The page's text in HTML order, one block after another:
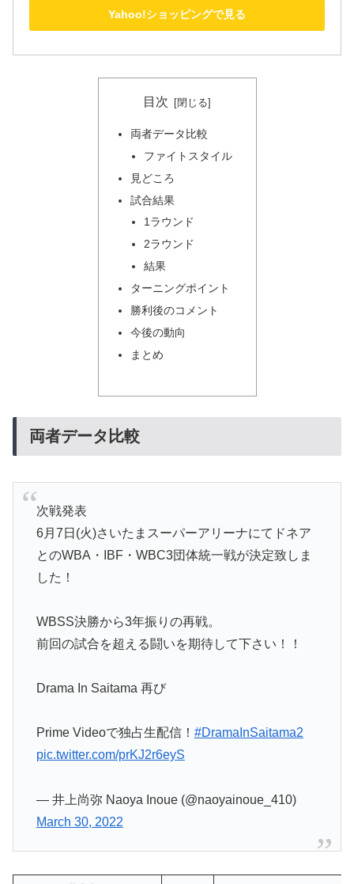
Yahoo!ショッピングで見る
目次
両者データ比較
ファイトスタイル
見どころ
試合結果
1ラウンド
2ラウンド
結果
ターニングポイント
勝利後のコメント
今後の動向
まとめ
両者データ比較
次戦発表
6月7日(火)さいたまスーパーアリーナにてドネア
とのWBA・IBF・WBC3団体統一戦が決定致しま
した！
WBSS決勝から3年振りの再戦。
前回の試合を超える闘いを期待して下さい！！
Drama In Saitama 再び
Prime Videoで独占生配信！ #DramaInSaitama2
pic.twitter.com/prKJ2r6eyS
— 井上尚弥 Naoya Inoue (@naoyainoue_410)
March 30, 2022